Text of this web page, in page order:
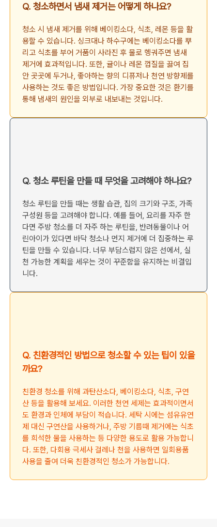
Q. 청소하면서 냄새 제거는 어떻게 하나요?
청소 시 냄새 제거를 위해 베이킹소다, 식초, 레몬 등을 활
용할 수 있습니다. 싱크대나 하수구에는 베이킹소다를 뿌
리고 식초를 부어 거품이 사라진 후 물로 헹궈주면 냄새
제거에 효과적입니다. 또한, 귤이나 레몬 껍질을 끓여 집
안 곳곳에 두거나, 좋아하는 향의 디퓨저나 천연 방향제를
사용하는 것도 좋은 방법입니다. 가장 중요한 것은 환기를
통해 냄새의 원인을 외부로 내보내는 것입니다.
Q. 청소 루틴을 만들 때 무엇을 고려해야 하나요?
청소 루틴을 만들 때는 생활 습관, 집의 크기와 구조, 가족
구성원 등을 고려해야 합니다. 예를 들어, 요리를 자주 한
다면 주방 청소를 더 자주 하는 루틴을, 반려동물이나 어
린아이가 있다면 바닥 청소나 먼지 제거에 더 집중하는 루
틴을 만들 수 있습니다. 너무 부담스럽지 않은 선에서, 실
천 가능한 계획을 세우는 것이 꾸준함을 유지하는 비결입
니다.
Q. 친환경적인 방법으로 청소할 수 있는 팁이 있을
까요?
친환경 청소를 위해 과탄산소다, 베이킹소다, 식초, 구연
산 등을 활용해 보세요. 이러한 천연 세제는 효과적이면서
도 환경과 인체에 부담이 적습니다. 세탁 시에는 섬유유연
제 대신 구연산을 사용하거나, 주방 기름때 제거에는 식초
를 희석한 물을 사용하는 등 다양한 용도로 활용 가능합니
다. 또한, 다회용 극세사 걸레나 천을 사용하면 일회용품
사용을 줄여 더욱 친환경적인 청소가 가능합니다.